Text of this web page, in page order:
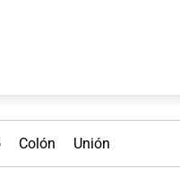
Colón Unión